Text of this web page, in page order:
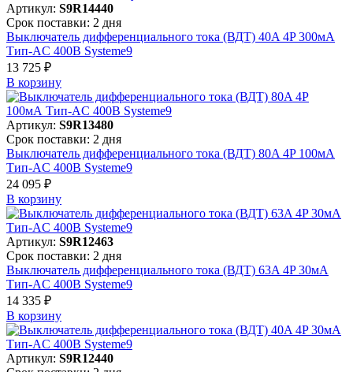
Артикул: S9R14440
Срок поставки: 2 дня
Выключатель дифференциального тока (ВДТ) 40A 4P 300мА
Тип-AC 400В Systeme9
13 725 ₽
В корзинy
Артикул: S9R13480
Срок поставки: 2 дня
Выключатель дифференциального тока (ВДТ) 80A 4P 100мА
Тип-AC 400В Systeme9
24 095 ₽
В корзинy
Артикул: S9R12463
Срок поставки: 2 дня
Выключатель дифференциального тока (ВДТ) 63A 4P 30мА
Тип-AC 400В Systeme9
14 335 ₽
В корзинy
Артикул: S9R12440